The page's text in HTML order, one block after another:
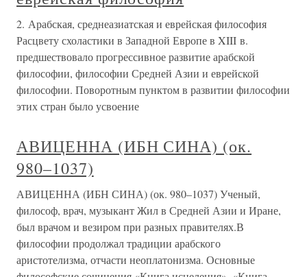
2. Арабская, среднеазиатская и еврейская философия
Расцвету схоластики в Западной Европе в XIII в.
предшествовало прогрессивное развитие арабской
философии, философии Средней Азии и еврейской
философии. Поворотным пунктом в развитии философии
этих стран было усвоение
АВИЦЕННА (ИБН СИНА) (ок.
980–1037)
АВИЦЕННА (ИБН СИНА) (ок. 980–1037) Ученый,
философ, врач, музыкант Жил в Средней Азии и Иране,
был врачом и везиром при разных правителях.В
философии продолжал традиции арабского
аристотелизма, отчасти неоплатонизма. Основные